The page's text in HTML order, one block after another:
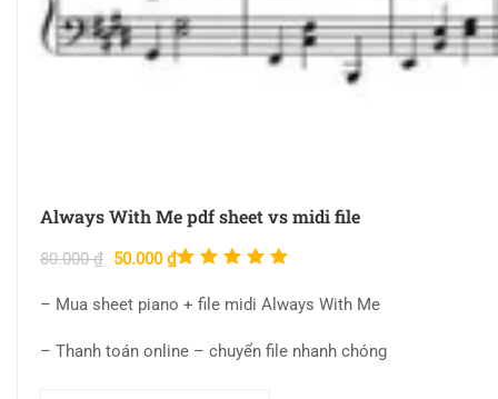
Always With Me pdf sheet vs midi file
80.000₫ 50.000₫Được xếp
5.00 5
sao
– Mua sheet piano + file midi Always With Me
– Thanh toán online – chuyển file nhanh chóng